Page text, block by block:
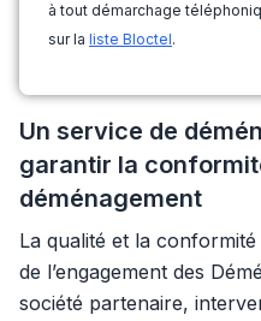
à tout démarchage
sur la liste Bloctel.
Un service de
garantir la
déménagement
La qualité et la
de l’engagement des
société partenaire,